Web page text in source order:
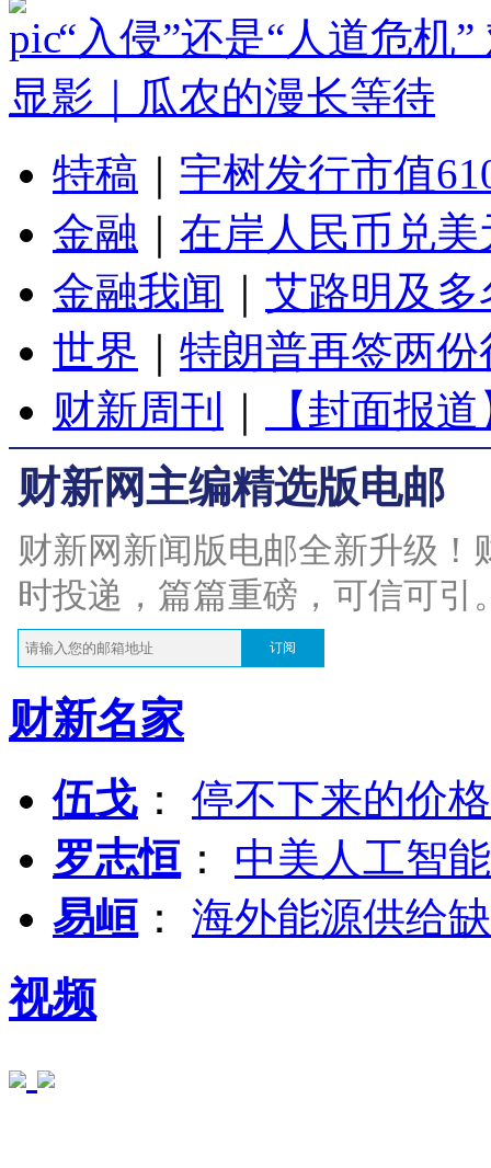
“入侵”还是“人道危机
显影｜瓜农的漫长等待
特稿
宇树发行市值
金融
在岸人民币兑
金融我闻
艾路明及
世界
特朗普再签两
财新周刊
【封面报
财新网主编精选版电邮
财新网新闻版电邮全新升级
时投递，篇篇重磅，可信可引
订阅
财新名家
伍戈 ： 停不下来的价
罗志恒 ： 中美人工智
易峘 ： 海外能源供给
视频